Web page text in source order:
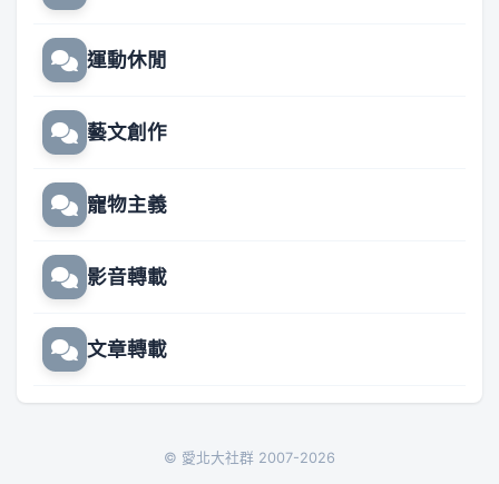
運動休閒
藝文創作
寵物主義
影音轉載
文章轉載
© 愛北大社群 2007-2026